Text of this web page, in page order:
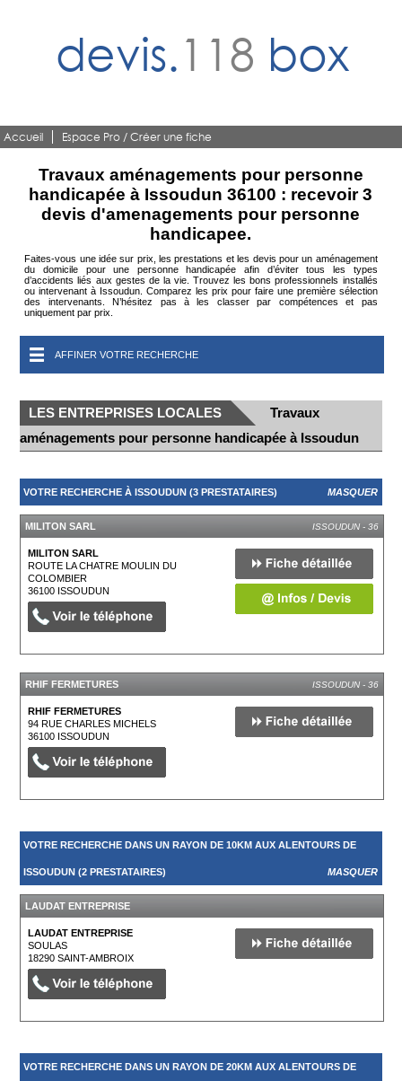
devis.118 box
Accueil Espace Pro / Créer une fiche
Travaux aménagements pour personne
handicapée à Issoudun 36100 : recevoir 3
devis d'amenagements pour personne
handicapee.
Faites-vous une idée sur prix, les prestations et les devis pour un aménagement
du domicile pour une personne handicapée afin d’éviter tous les types
d’accidents liés aux gestes de la vie. Trouvez les bons professionnels installés
ou intervenant à Issoudun. Comparez les prix pour faire une première sélection
des intervenants. N’hésitez pas à les classer par compétences et pas
uniquement par prix.
AFFINER VOTRE RECHERCHE
LES ENTREPRISES LOCALES
Travaux
aménagements pour personne handicapée à Issoudun
VOTRE RECHERCHE À ISSOUDUN (3 PRESTATAIRES) MASQUER
MILITON SARL ISSOUDUN - 36
MILITON SARL
ROUTE LA CHATRE MOULIN DU
COLOMBIER
36100 ISSOUDUN
RHIF FERMETURES ISSOUDUN - 36
RHIF FERMETURES
94 RUE CHARLES MICHELS
36100 ISSOUDUN
VOTRE RECHERCHE DANS UN RAYON DE 10KM AUX ALENTOURS DE
ISSOUDUN (2 PRESTATAIRES) MASQUER
LAUDAT ENTREPRISE
LAUDAT ENTREPRISE
SOULAS
18290SAINT-AMBROIX
VOTRE RECHERCHE DANS UN RAYON DE 20KM AUX ALENTOURS DE